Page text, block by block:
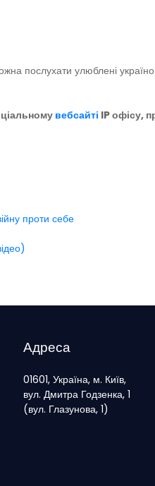
послухати улюблені
вебсайті IP офісу,
проти себе
Адреса
01601, Україна, м. Київ,
вул. Дмитра Годзенка, 1
(вул. Глазунова, 1)